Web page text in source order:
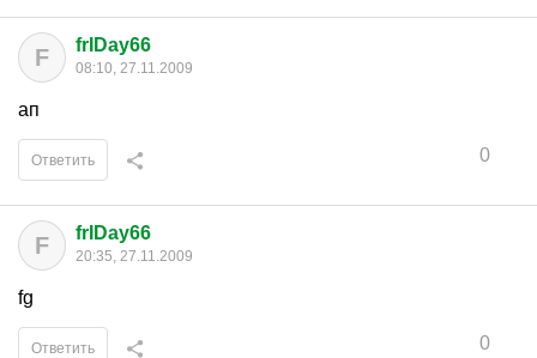
F frIDay66
08:10, 27.11.2009
ап
0
Ответить
F frIDay66
20:35, 27.11.2009
fg
0
Ответить